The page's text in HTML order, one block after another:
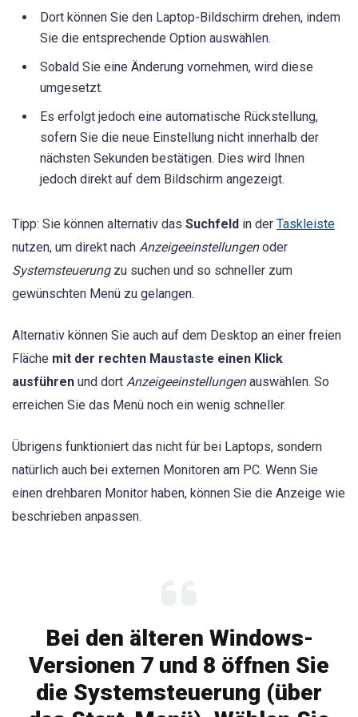
Dort können Sie den Laptop-Bildschirm drehen, indem
Sie die entsprechende Option auswählen.
Sobald Sie eine Änderung vornehmen, wird diese
umgesetzt.
Es erfolgt jedoch eine automatische Rückstellung,
sofern Sie die neue Einstellung nicht innerhalb der
nächsten Sekunden bestätigen. Dies wird Ihnen
jedoch direkt auf dem Bildschirm angezeigt.
Tipp: Sie können alternativ das Suchfeld in der Taskleiste
nutzen, um direkt nach Anzeigeeinstellungenoder
Systemsteuerungzu suchen und so schneller zum
gewünschten Menü zu gelangen.
Alternativ können Sie auch auf dem Desktop an einer freien
Fläche mit der rechten Maustaste einen Klick
ausführen und dort Anzeigeeinstellungenauswählen. So
erreichen Sie das Menü noch ein wenig schneller.
Übrigens funktioniert das nicht für bei Laptops, sondern
natürlich auch bei externen Monitoren am PC. Wenn Sie
einen drehbaren Monitor haben, können Sie die Anzeige wie
beschrieben anpassen.
Bei den älteren Windows-
Versionen 7 und 8 öffnen Sie
die Systemsteuerung (über